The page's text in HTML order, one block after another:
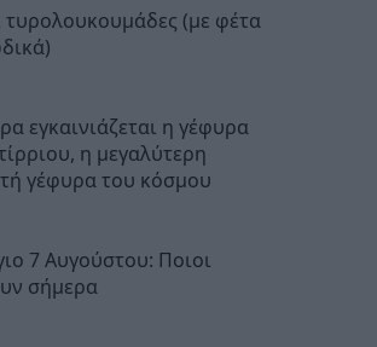
τυρολουκουμάδες (με φέτα
εγκαινιάζεται η γέφυρα
η μεγαλύτερη
γέφυρα του κόσμου
7 Αυγούστου: Ποιοι
σήμερα